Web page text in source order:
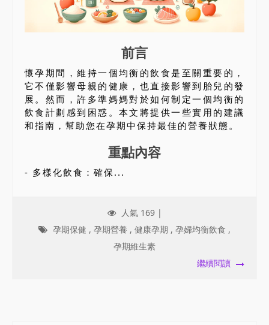
前言
懷孕期間，維持一個均衡的飲食是至關重要的，
它不僅影響母親的健康，也直接影響到胎兒的發
展。然而，許多準媽媽對於如何制定一個均衡的
飲食計劃感到困惑。本文將提供一些實用的建議
和指南，幫助您在孕期中保持最佳的營養狀態。
重點內容
- 多樣化飲食：確保...
人氣 169 |
孕期保健 , 孕期營養 , 健康孕期 , 孕婦均衡飲食 ,
孕期維生素
繼續閱讀